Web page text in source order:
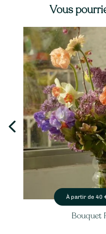
Vous
À partir de 40
Bouquet